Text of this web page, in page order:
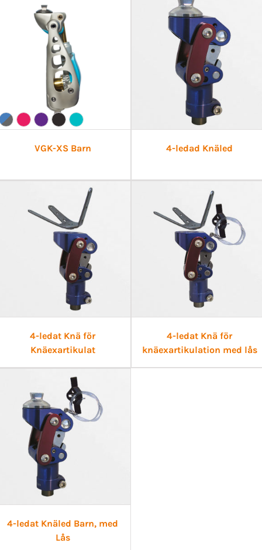
VGK-XS Barn 4-ledad Knäled
4-ledat Knä för
Knäexartikulat
4-ledat Knä för
knäexartikulation med lås
4-ledat Knäled Barn, med
Lås